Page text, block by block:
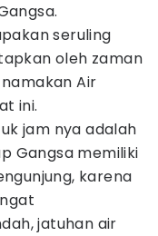
seruling
oleh zaman
Air
ini.
jam nya adalah
Gangsa memiliki
karena
jatuhan air